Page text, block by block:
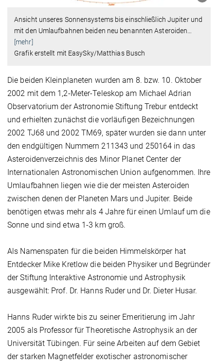
Ansicht unseres Sonnensystems bis einschließlich Jupiter und
mit den Umlaufbahnen beiden neu benannten Asteroiden
[mehr]
Grafik erstellt mit EasySky/Matthias Busch
Die beiden Kleinplaneten wurden am 8. bzw. 10. Oktober
2002 mit dem 1,2-Meter-Teleskop am Michael Adrian
Observatorium der Astronomie Stiftung Trebur entdeckt
und erhielten zunächst die vorläufigen Bezeichnungen
2002 TJ68 und 2002 TM69, später wurden sie dann unter
den endgültigen Nummern 211343 und 250164 in das
Asteroidenverzeichnis des Minor Planet Center der
Internationalen Astronomischen Union aufgenommen. Ihre
Umlaufbahnen liegen wie die der meisten Asteroiden
zwischen denen der Planeten Mars und Jupiter. Beide
benötigen etwas mehr als 4 Jahre für einen Umlauf um die
Sonne und sind etwa 1-3 km groß.
Als Namenspaten für die beiden Himmelskörper hat
Entdecker Mike Kretlow die beiden Physiker und Begründer
der Stiftung Interaktive Astronomie und Astrophysik
ausgewählt: Prof. Dr. Hanns Ruder und Dr. Dieter Husar.
Hanns Ruder wirkte bis zu seiner Emeritierung im Jahr
2005 als Professor für Theoretische Astrophysik an der
Universität Tübingen. Für seine Arbeiten auf dem Gebiet
der starken Magnetfelder exotischer astronomischer